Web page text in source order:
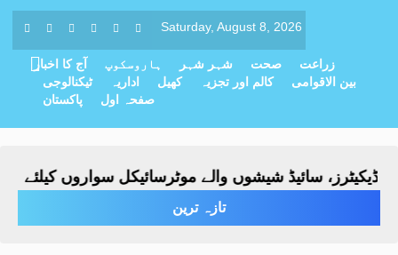
Saturday, August 8, 2026
آج کا اخبار ہاروسکوپ شہر شہر صحت
زراعت
ٹیکنالوجی
اداریہ کھیل کالم اور تجزیہ
بین الاقوامی
پاکستان
صفحہ اول
سائیڈ شیشوں والے موٹرسائیکل سواروں کیلئے شکنجہ
تازہ ترین